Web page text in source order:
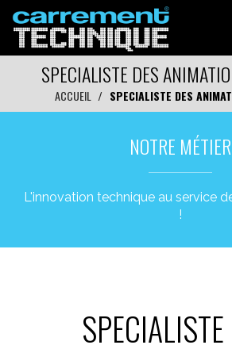
SPECIALISTE DES
ACCUEIL SPECIALISTE DES
NOTRE MÉTIER
L'innovation technique au service
!